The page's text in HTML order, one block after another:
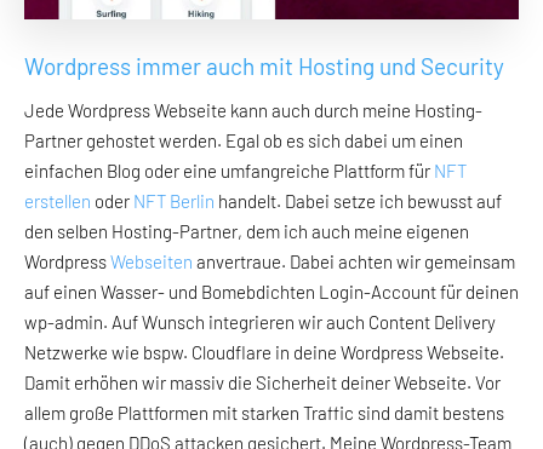
Wordpress immer auch mit Hosting und Security
Jede Wordpress Webseite kann auch durch meine Hosting-
Partner gehostet werden. Egal ob es sich dabei um einen
einfachen Blog oder eine umfangreiche Plattform für NFT
erstellen oder NFT Berlin handelt. Dabei setze ich bewusst auf
den selben Hosting-Partner, dem ich auch meine eigenen
WordpressWebseiten anvertraue. Dabei achten wir gemeinsam
auf einen Wasser- und Bomebdichten Login-Account für deinen
wp-admin. Auf Wunsch integrieren wir auch Content Delivery
Netzwerke wie bspw. Cloudflare in deine Wordpress Webseite.
Damit erhöhen wir massiv die Sicherheit deiner Webseite. Vor
allem große Plattformen mit starken Traffic sind damit bestens
(auch) gegen DDoS attacken gesichert. Meine Wordpress-Team